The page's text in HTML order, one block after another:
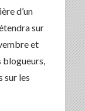
d’un
sur
et
sur les